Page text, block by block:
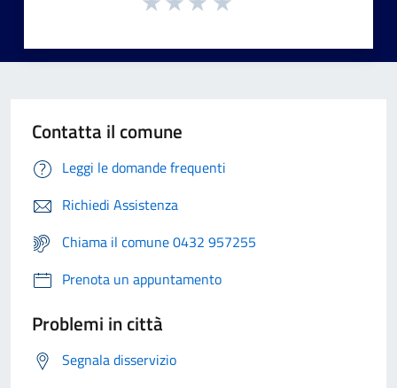
Contatta il comune
Leggi le domande frequenti
Richiedi Assistenza
Chiama il comune 0432 957255
Prenota un appuntamento
Problemi in città
Segnala disservizio